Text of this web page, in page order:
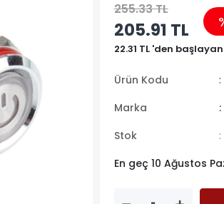
255.33 TL
205.91 TL
22.31 TL 'den
Ürün Kodu
Marka
Stok
:
En geç 10 Ağustos